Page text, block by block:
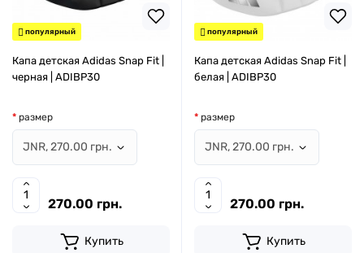
популярный
Капа детская Adidas Snap Fit |
черная | ADIBP30
размер
270.00 грн.
Купить
популярный
Капа детская Adidas Snap Fit |
белая | ADIBP30
размер
270.00 грн.
Купить